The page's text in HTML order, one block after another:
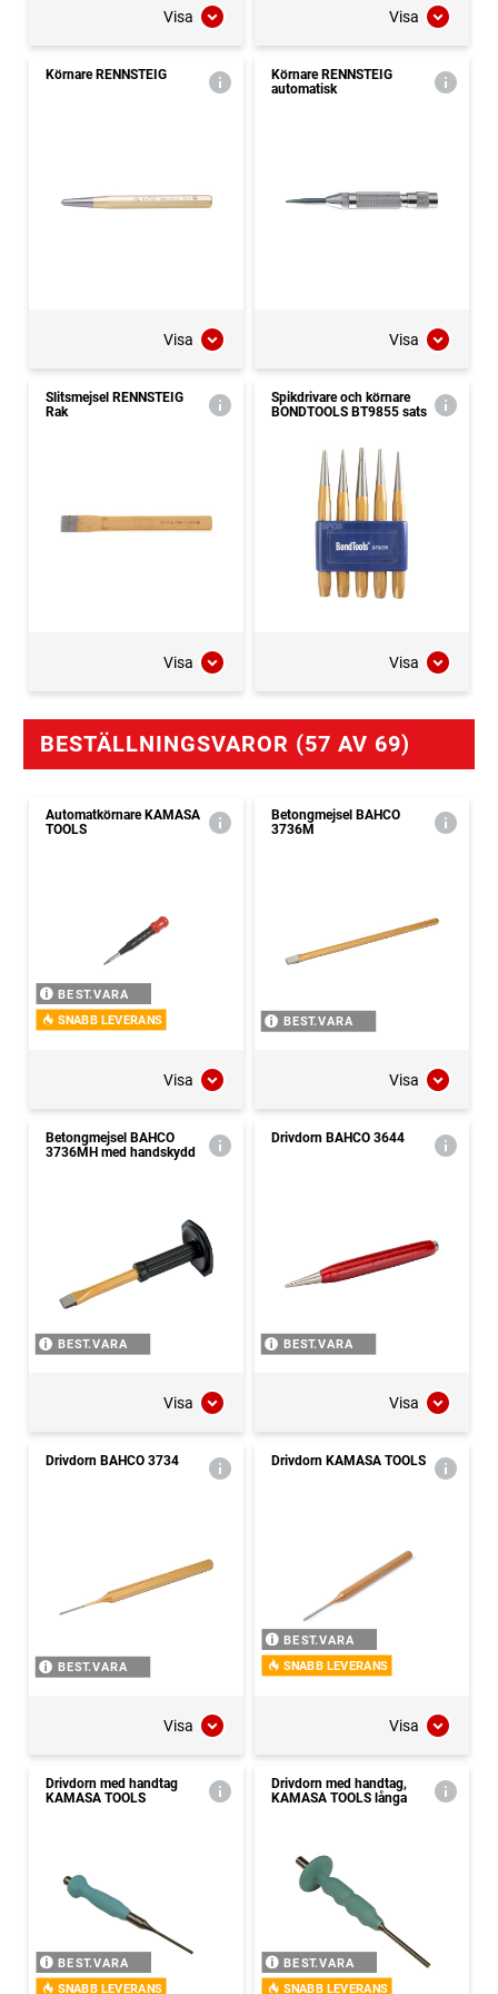
Visa Visa
Körnare RENNSTEIG
Visa
Körnare RENNSTEIG
automatisk
Visa
Slitsmejsel RENNSTEIG
Rak
Visa
Spikdrivare och körnare
BONDTOOLS BT9855 sats
Visa
BESTÄLLNINGSVAROR (57 AV 69)
Automatkörnare KAMASA
TOOLS
BEST.VARA
SNABB LEVERANS
Visa
Betongmejsel BAHCO
3736M
BEST.VARA
Visa
Betongmejsel BAHCO
3736MH med handskydd
BEST.VARA
Visa
Drivdorn BAHCO 3644
BEST.VARA
Visa
Drivdorn BAHCO 3734
BEST.VARA
Visa
Drivdorn KAMASA TOOLS
BEST.VARA
SNABB LEVERANS
Visa
Drivdorn med handtag
KAMASA TOOLS
BEST.VARA
SNABB LEVERANS
Drivdorn med handtag,
KAMASA TOOLS långa
BEST.VARA
SNABB LEVERANS